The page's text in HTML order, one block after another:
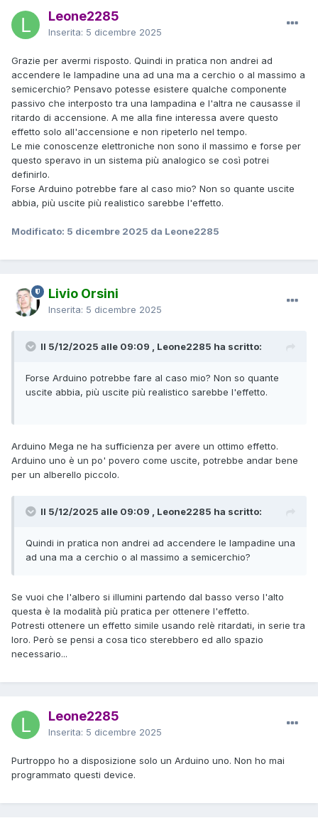
Leone2285
Inserita: 5 dicembre 2025
Grazie per avermi risposto. Quindi in pratica non andrei ad
accendere le lampadine una ad una ma a cerchio o al massimo a
semicerchio? Pensavo potesse esistere qualche componente
passivo che interposto tra una lampadina e l'altra ne causasse il
ritardo di accensione. A me alla fine interessa avere questo
effetto solo all'accensione e non ripeterlo nel tempo.
Le mie conoscenze elettroniche non sono il massimo e forse per
questo speravo in un sistema più analogico se così potrei
definirlo.
Forse Arduino potrebbe fare al caso mio? Non so quante uscite
abbia, più uscite più realistico sarebbe l'effetto.
Modificato: 5 dicembre 2025 da Leone2285
Livio Orsini
Inserita: 5 dicembre 2025
Il 5/12/2025 alle 09:09 , Leone2285 ha scritto:
Forse Arduino potrebbe fare al caso mio? Non so quante
uscite abbia, più uscite più realistico sarebbe l'effetto.
Arduino Mega ne ha sufficienza per avere un ottimo effetto.
Arduino uno è un po' povero come uscite, potrebbe andar bene
per un alberello piccolo.
Il 5/12/2025 alle 09:09 , Leone2285 ha scritto:
Quindi in pratica non andrei ad accendere le lampadine una
ad una ma a cerchio o al massimo a semicerchio?
Se vuoi che l'albero si illumini partendo dal basso verso l'alto
questa è la modalità più pratica per ottenere l'effetto.
Potresti ottenere un effetto simile usando relè ritardati, in serie tra
loro. Però se pensi a cosa tico sterebbero ed allo spazio
necessario...
Leone2285
Inserita: 5 dicembre 2025
Purtroppo ho a disposizione solo un Arduino uno. Non ho mai
programmato questi device.